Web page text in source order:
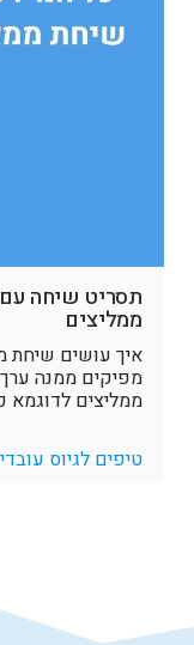
תסריט שיחה
ממליצים
איך עושים שיחת
מפיקים ממנה
ממליצים לדוגמא
טיפים לגיוס